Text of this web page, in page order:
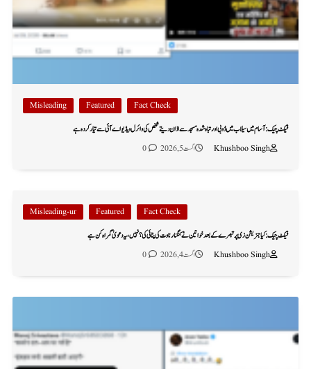
Fact Check
Featured
Misleading
فیکٹ چیک: آسام میں سیلاب میں ڈوبی اور تباہ شدہ مسجد سے اذان دیتے شخص کی وائرل ویڈیو اے آئی سے تیار کردہ ہے
Khushboo Singh
اگست 5, 2026 0
Fact Check
Featured
Misleading-ur
فیکٹ چیک: کیا جنریشن زی پر تبصرے کے بعد خواتین نے کنگنا رناوت کی پٹائی کی؟ نہیں، یہ دعویٰ گمراہ کن ہے
Khushboo Singh
اگست 4, 2026 0